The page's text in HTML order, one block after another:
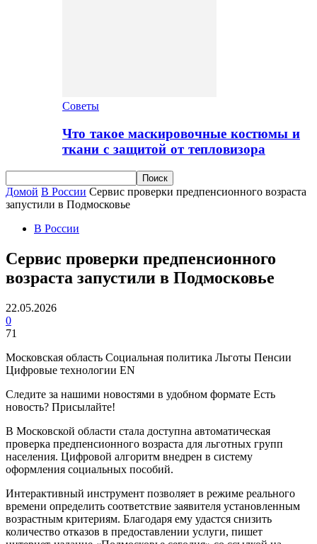
Советы
Что такое маскировочные костюмы и
ткани с защитой от тепловизора
Домой В России Сервис проверки предпенсионного возраста
запустили в Подмосковье
В России
Сервис проверки предпенсионного
возраста запустили в Подмосковье
22.05.2026
0
71
Московская область Социальная политика Льготы Пенсии
Цифровые технологии EN
Следите за нашими новостями в удобном формате Есть
новость? Присылайте!
В Московской области стала доступна автоматическая
проверка предпенсионного возраста для льготных групп
населения. Цифровой алгоритм внедрен в систему
оформления социальных пособий.
Интерактивный инструмент позволяет в режиме реального
времени определить соответствие заявителя установленным
возрастным критериям. Благодаря ему удастся снизить
количество отказов в предоставлении услуги, пишет